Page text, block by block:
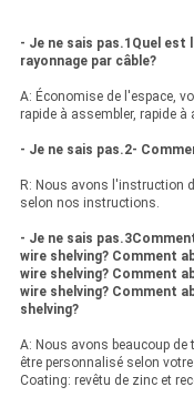
- Je ne sais pas.1Quel
rayonnage par câble?
A: Économise de l'espace,
rapide à assembler, rapide
- Je ne sais pas.2-
R: Nous avons l'instruction
selon nos instructions.
- Je ne sais
wire shelving? Comment
wire shelving? Comment
wire shelving? Comment
shelving?
A: Nous avons beaucoup de
être personnalisé selon
Coating: revêtu de zinc et